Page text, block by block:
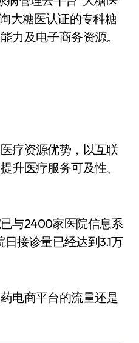
大糖医认证的专科糖
力及电子商务资源。
疗资源优势，以互联
升医疗服务可及性、
与2400家医院信息系
接诊量已经达到3.1万
电商平台的流量还是